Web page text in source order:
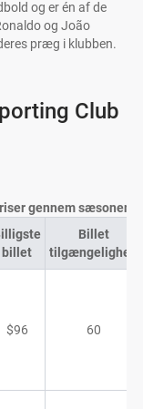
og er én af de
og João
præg i klubben.
Club
gennem sæsonen
billet
Billet
tilgængelighed
$96 60